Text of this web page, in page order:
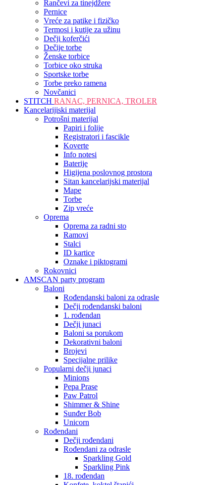
Rančevi za tinejdžere
Pernice
Vreće za patike i fizičko
Termosi i kutije za užinu
Dečji koferčići
Dečije torbe
Ženske torbice
Torbice oko struka
Sportske torbe
Torbe preko ramena
Novčanici
STITCH RANAC, PERNICA, TROLER
Kancelarijiski materijal
Potrošni materijal
Papiri i folije
Registratori i fascikle
Koverte
Info notesi
Baterije
Higijena poslovnog prostora
Sitan kancelarijski materijal
Mape
Torbe
Zip vreće
Oprema
Oprema za radni sto
Ramovi
Stalci
ID kartice
Oznake i piktogrami
Rokovnici
AMSCAN party program
Baloni
Rođendanski baloni za odrasle
Dečji rođendanski baloni
1. rođendan
Dečji junaci
Baloni sa porukom
Dekorativni baloni
Brojevi
Specijalne prilike
Popularni dečji junaci
Minions
Pepa Prase
Paw Patrol
Shimmer & Shine
Sunđer Bob
Unicorn
Rođendani
Dečji rođendani
Rođendani za odrasle
Sparkling Gold
Sparkling Pink
18. rođendan